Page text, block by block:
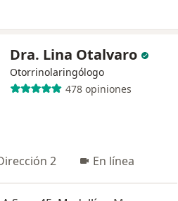
Dra. Lina Otalvaro
Otorrinolaringólogo
478 opiniones
2 En línea